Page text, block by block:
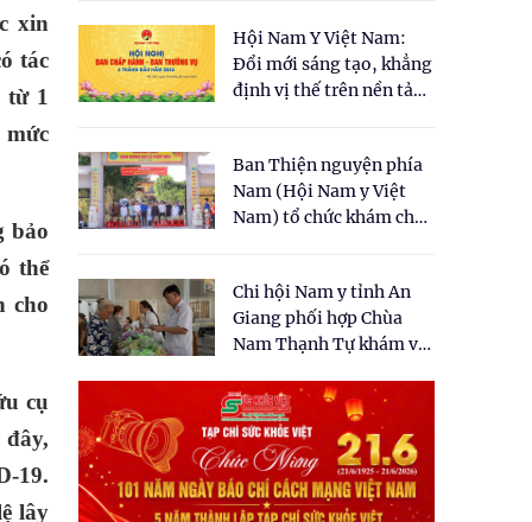
xin
tác
từ 1
bảo
thể
cho
cụ
19.
lây
Hội Nam Y Việt Nam:
Đổi mới sáng tạo, khẳng
định vị thế trên nền tảng
Ban Thiện nguyện phía
Nam (Hội Nam y Việt
Nam) tổ chức khám chữa
dân tại xã Tân Tập
Chi hội Nam y tỉnh An
Giang phối hợp Chùa
Nam Thạnh Tự khám và
nhân dân